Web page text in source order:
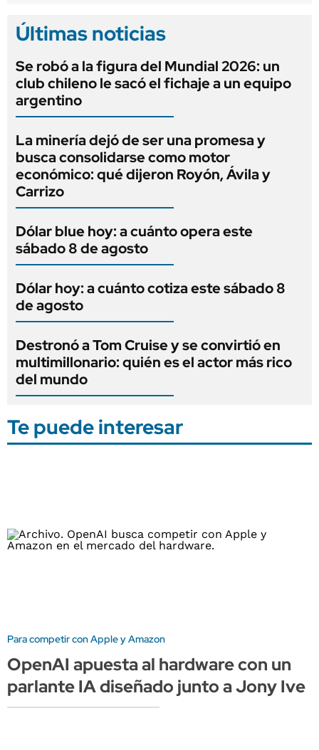
Últimas noticias
Se robó a la figura del Mundial 2026: un
club chileno le sacó el fichaje a un equipo
argentino
La minería dejó de ser una promesa y
busca consolidarse como motor
económico: qué dijeron Royón, Ávila y
Carrizo
Dólar blue hoy: a cuánto opera este
sábado 8 de agosto
Dólar hoy: a cuánto cotiza este sábado 8
de agosto
Destronó a Tom Cruise y se convirtió en
multimillonario: quién es el actor más rico
del mundo
Te puede interesar
Para competir con Apple y Amazon
OpenAI apuesta al hardware con un
parlante IA diseñado junto a Jony Ive